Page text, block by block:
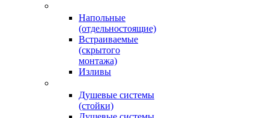
Напольные
(отдельностоящие)
Встраиваемые
(скрытого
монтажа)
Изливы
Душевые системы
(стойки)